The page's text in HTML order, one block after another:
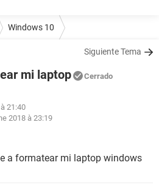
Windows 10
Siguiente Tema
mi laptop Cerrado
21:40
2018 à 23:19
a formatear mi laptop windows